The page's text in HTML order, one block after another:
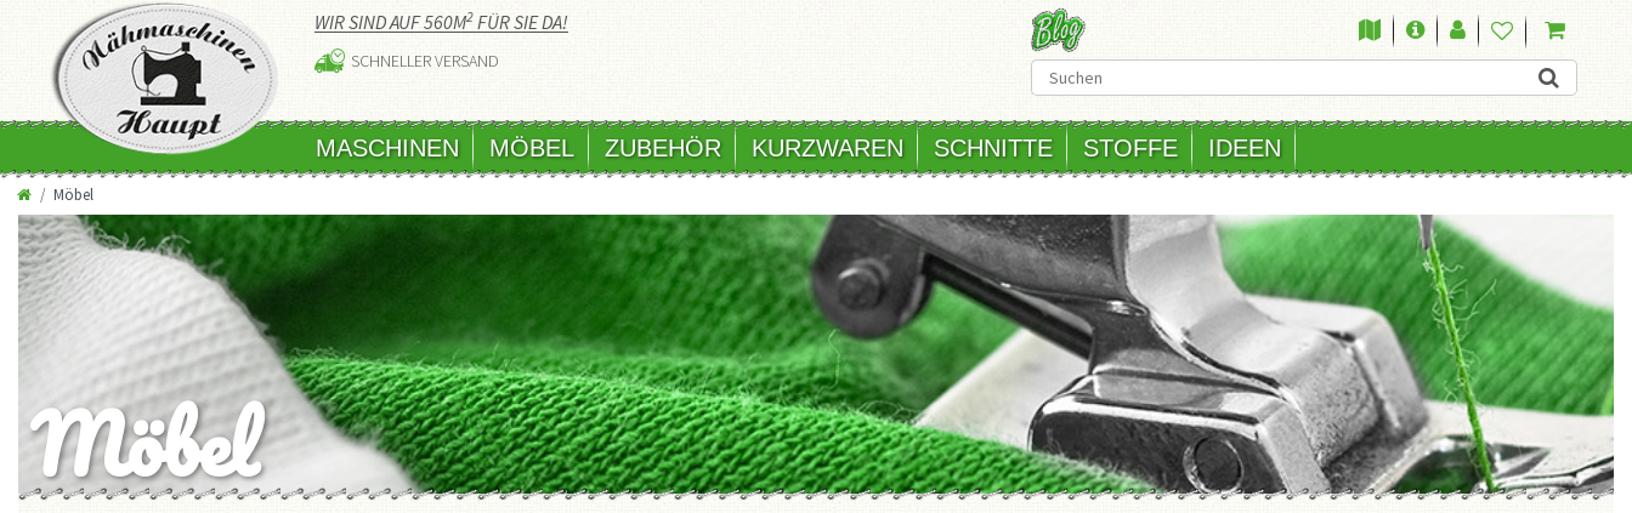
WIR SIND AUF 560M2 FÜR SIE DA!
SCHNELLER VERSAND
MASCHINEN MÖBEL ZUBEHÖR KURZWAREN SCHNITTE STOFFE IDEEN
Möbel
Möbel